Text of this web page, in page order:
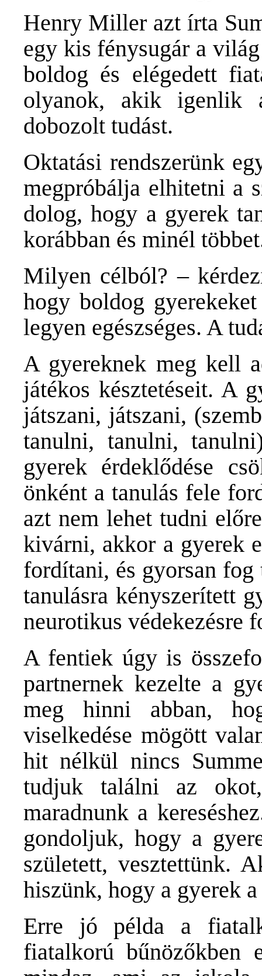
Henry Miller azt írta
egy kis fénysugár a
boldog és elégedett
olyanok, akik igenlik
dobozolt tudást.
Oktatási rendszerünk
megpróbálja elhitetni a
dolog, hogy a gyerek
korábban és minél
Milyen célból? –
hogy boldog
legyen egészséges. A
A gyereknek meg kell
játékos késztetéseit. A
játszani, játszani,
tanulni, tanulni,
gyerek érdeklődése
önként a tanulás fele
azt nem lehet tudni
kivárni, akkor a gyerek
fordítani, és gyorsan
tanulásra kényszerített
neurotikus védekezésre
A fentiek úgy is
partnernek kezelte a
meg hinni abban,
viselkedése mögött
hit nélkül nincs
tudjuk találni az
maradnunk a
gondoljuk, hogy a
született, vesztettünk.
hiszünk, hogy a gyerek
Erre jó példa a
fiatalkorú bűnözőkben